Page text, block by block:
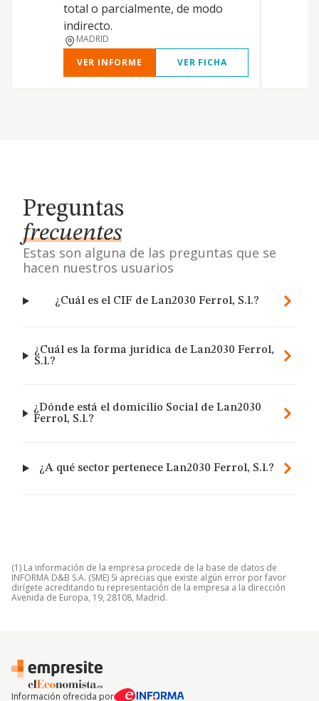
total o parcialmente, de modo
indirecto.
MADRID
VER INFORME
VER FICHA
Preguntas
frecuentes
Estas son alguna de las preguntas que se
hacen nuestros usuarios
¿Cuál es el CIF de Lan2030 Ferrol, S.l.?
¿Cuál es la forma jurídica de Lan2030 Ferrol,
S.l.?
¿Dónde está el domicilio Social de Lan2030
Ferrol, S.l.?
¿A qué sector pertenece Lan2030 Ferrol, S.l.?
(1) La información de la empresa procede de la base de datos de
INFORMA D&B S.A. (SME) Si aprecias que existe algún error por favor
dirígete acreditando tu representación de la empresa a la dirección
Avenida de Europa, 19, 28108, Madrid.
Información ofrecida por